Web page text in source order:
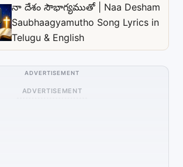
నా దేశం సౌభాగ్యముతో | Naa Desham
Saubhaagyamutho Song Lyrics in
Telugu & English
ADVERTISEMENT
ADVERTISEMENT